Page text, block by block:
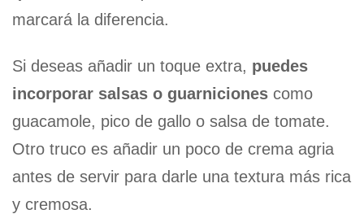
marcará la diferencia.
Si deseas añadir un toque extra, puedes
incorporar salsas o guarniciones como
guacamole, pico de gallo o salsa de tomate.
Otro truco es añadir un poco de crema agria
antes de servir para darle una textura más rica
y cremosa.